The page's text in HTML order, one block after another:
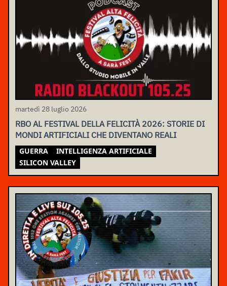
martedì 28 luglio 2026
RBO AL FESTIVAL DELLA FELICITÀ 2026: STORIE DI
MONDI ARTIFICIALI CHE DIVENTANO REALI
GUERRA
INTELLIGENZA ARTIFICIALE
SILICON VALLEY